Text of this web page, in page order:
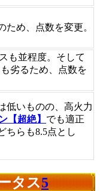
ため、点数を変更。
も並程度。そして
劣るため、点数を
低いものの、高火力
【超絶】 でも適正
ちらも8.5点とし
タス5